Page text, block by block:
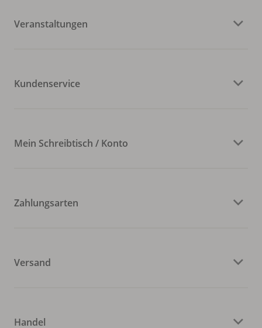
Veranstaltungen
Kundenservice
Mein Schreibtisch / Konto
Zahlungsarten
Versand
Handel